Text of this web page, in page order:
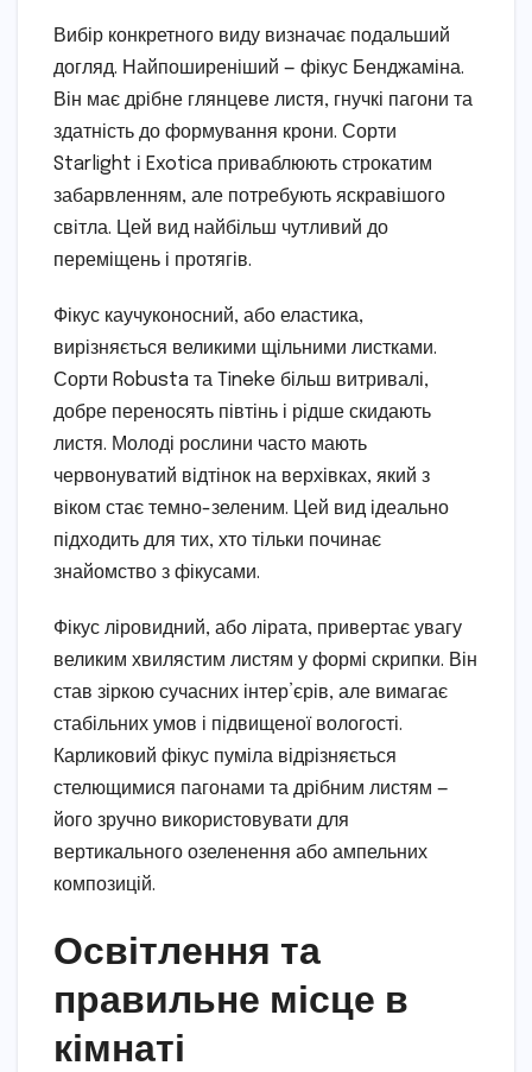
Вибір конкретного виду визначає подальший
догляд. Найпоширеніший — фікус Бенджаміна.
Він має дрібне глянцеве листя, гнучкі пагони та
здатність до формування крони. Сорти
Starlight і Exotica приваблюють строкатим
забарвленням, але потребують яскравішого
світла. Цей вид найбільш чутливий до
переміщень і протягів.
Фікус каучуконосний, або еластика,
вирізняється великими щільними листками.
Сорти Robusta та Tineke більш витривалі,
добре переносять півтінь і рідше скидають
листя. Молоді рослини часто мають
червонуватий відтінок на верхівках, який з
віком стає темно-зеленим. Цей вид ідеально
підходить для тих, хто тільки починає
знайомство з фікусами.
Фікус ліровидний, або лірата, привертає увагу
великим хвилястим листям у формі скрипки. Він
став зіркою сучасних інтер’єрів, але вимагає
стабільних умов і підвищеної вологості.
Карликовий фікус пуміла відрізняється
стелющимися пагонами та дрібним листям —
його зручно використовувати для
вертикального озеленення або ампельних
композицій.
Освітлення та
правильне місце в
кімнаті